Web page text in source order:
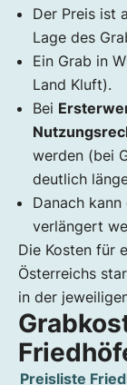
Der Preis ist
Lage des
Ein Grab in
Land Kluft).
Bei
werden (bei
deutlich
Danach
verlängert
Die Kosten für
Österreichs
in der
Preisliste